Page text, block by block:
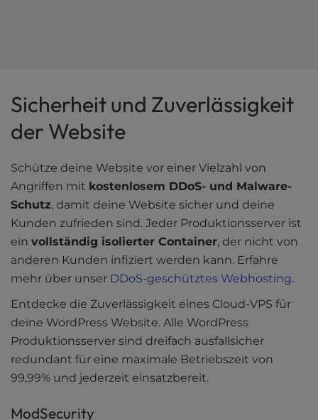
Sicherheit und Zuverlässigkeit
der Website
Schütze deine Website vor einer Vielzahl von
Angriffen mit kostenlosem DDoS- und Malware-
Schutz, damit deine Website sicher und deine
Kunden zufrieden sind. Jeder Produktionsserver ist
ein vollständig isolierter Container, der nicht von
anderen Kunden infiziert werden kann. Erfahre
mehr über unser DDoS-geschütztes Webhosting.
Entdecke die Zuverlässigkeit eines Cloud-VPS für
deine WordPress Website. Alle WordPress
Produktionsserver sind dreifach ausfallsicher
redundant für eine maximale Betriebszeit von
99,99% und jederzeit einsatzbereit.
ModSecurity